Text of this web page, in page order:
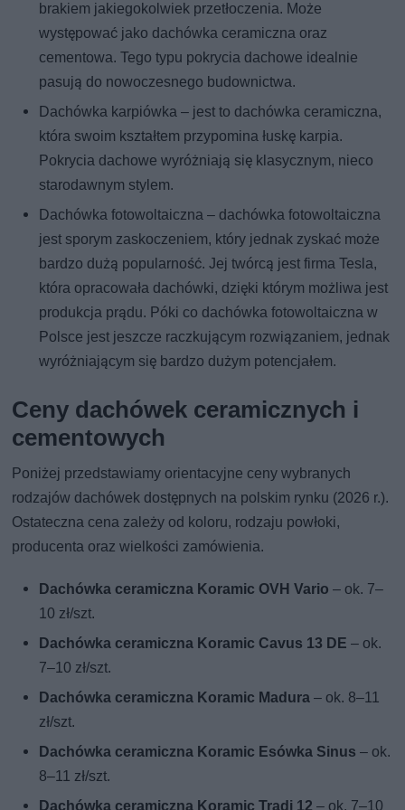
brakiem jakiegokolwiek przetłoczenia. Może
występować jako dachówka ceramiczna oraz
cementowa. Tego typu pokrycia dachowe idealnie
pasują do nowoczesnego budownictwa.
Dachówka karpiówka – jest to dachówka ceramiczna,
która swoim kształtem przypomina łuskę karpia.
Pokrycia dachowe wyróżniają się klasycznym, nieco
starodawnym stylem.
Dachówka fotowoltaiczna – dachówka fotowoltaiczna
jest sporym zaskoczeniem, który jednak zyskać może
bardzo dużą popularność. Jej twórcą jest firma Tesla,
która opracowała dachówki, dzięki którym możliwa jest
produkcja prądu. Póki co dachówka fotowoltaiczna w
Polsce jest jeszcze raczkującym rozwiązaniem, jednak
wyróżniającym się bardzo dużym potencjałem.
Ceny dachówek ceramicznych i
cementowych
Poniżej przedstawiamy orientacyjne ceny wybranych
rodzajów dachówek dostępnych na polskim rynku (2026 r.).
Ostateczna cena zależy od koloru, rodzaju powłoki,
producenta oraz wielkości zamówienia.
Dachówka ceramiczna Koramic OVH Vario – ok. 7–
10 zł/szt.
Dachówka ceramiczna Koramic Cavus 13 DE – ok.
7–10 zł/szt.
Dachówka ceramiczna Koramic Madura – ok. 8–11
zł/szt.
Dachówka ceramiczna Koramic Esówka Sinus – ok.
8–11 zł/szt.
Dachówka ceramiczna Koramic Tradi 12 – ok. 7–10